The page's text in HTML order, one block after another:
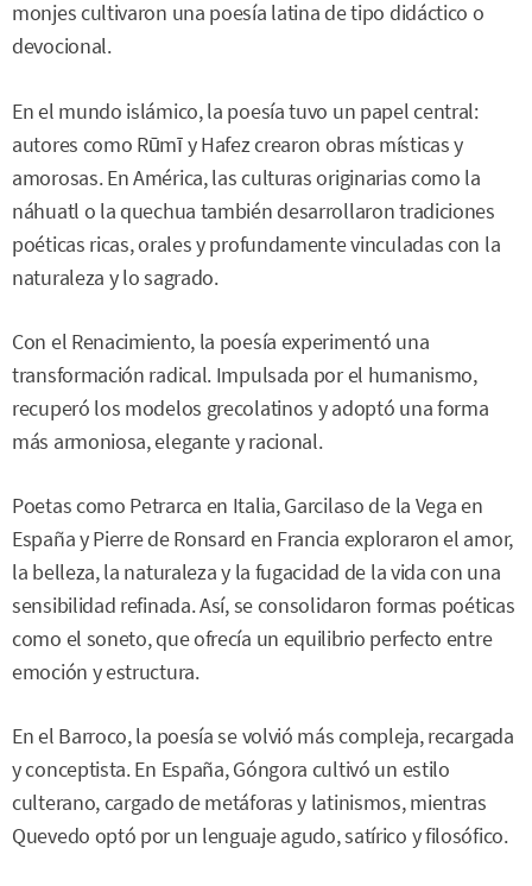
monjes cultivaron una poesía latina de tipo didáctico o
devocional.
En el mundo islámico, la poesía tuvo un papel central:
autores como Rūmī y Hafez crearon obras místicas y
amorosas. En América, las culturas originarias como la
náhuatl o la quechua también desarrollaron tradiciones
poéticas ricas, orales y profundamente vinculadas con la
naturaleza y lo sagrado.
Con el Renacimiento, la poesía experimentó una
transformación radical. Impulsada por el humanismo,
recuperó los modelos grecolatinos y adoptó una forma
más armoniosa, elegante y racional.
Poetas como Petrarca en Italia, Garcilaso de la Vega en
España y Pierre de Ronsard en Francia exploraron el amor,
la belleza, la naturaleza y la fugacidad de la vida con una
sensibilidad refinada. Así, se consolidaron formas poéticas
como el soneto, que ofrecía un equilibrio perfecto entre
emoción y estructura.
En el Barroco, la poesía se volvió más compleja, recargada
y conceptista. En España, Góngora cultivó un estilo
culterano, cargado de metáforas y latinismos, mientras
Quevedo optó por un lenguaje agudo, satírico y filosófico.